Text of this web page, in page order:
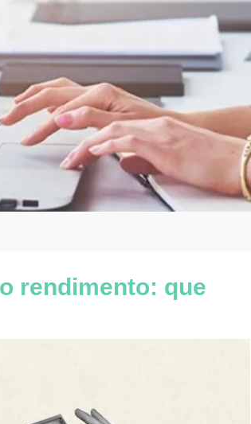
rendimento: que